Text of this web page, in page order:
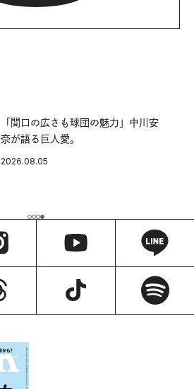
「間口の広さも球団の魅力」中川安
奈が語る巨人愛。
2026.08.05